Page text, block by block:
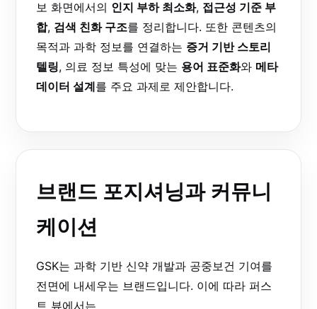
보 화면에서의 인지 부하 최소화, 접근성 기준 부
합, 검색 친화 구조를 정리합니다. 또한 콘텐츠의
목적과 과학 정보를 연결하는 증거 기반 스토리
텔링, 의료 정보 특성에 맞는 용어 표준화와 메타
데이터 설계를 주요 과제로 제안합니다.
브랜드 포지셔닝과 커뮤니
케이션
GSK는 과학 기반 신약 개발과 공중보건 기여를
전면에 내세우는 브랜드입니다. 이에 따라 퍼스
트 뷰에서는